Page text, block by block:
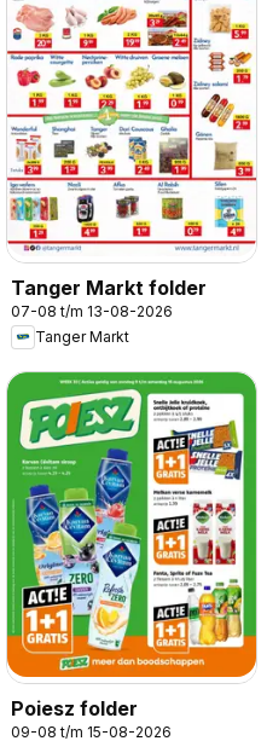
Tanger Markt folder
07-08 t/m 13-08-2026
Tanger Markt
Poiesz folder
09-08 t/m 15-08-2026